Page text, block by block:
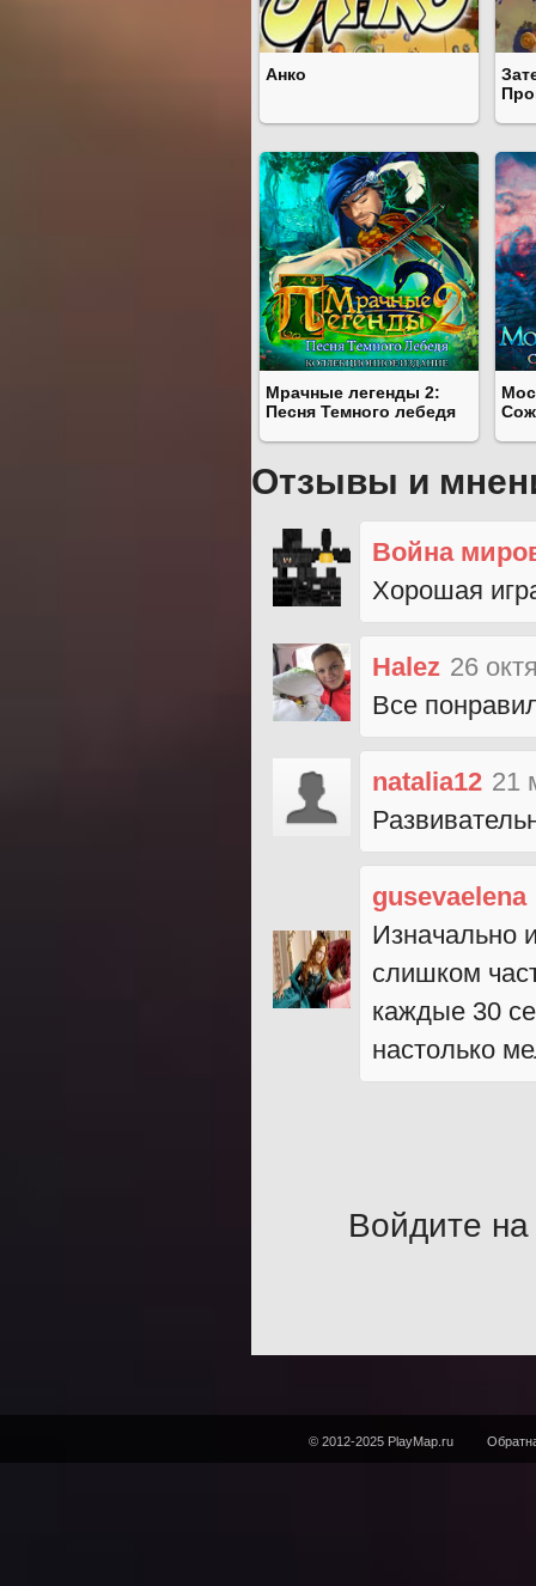
Анко
Мрачные легенды 2:
Песня Темного лебедя
Отзывы и
Война
Хорошая
Halez 26
Все
natalia12 21
gusevaelena
Изначально
слишком
каждые 30
настолько
Войдите на
© 2012-2025 PlayMap.ru